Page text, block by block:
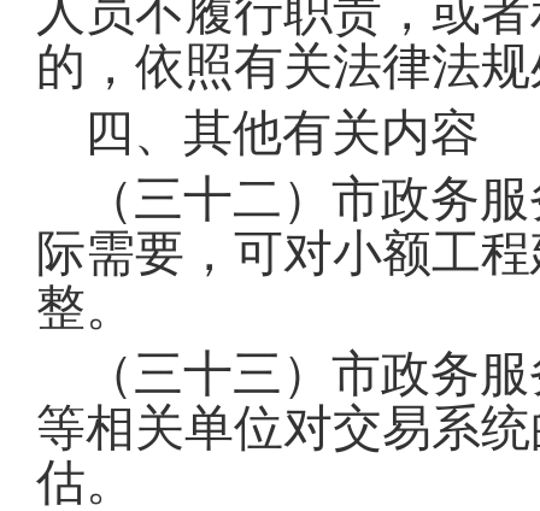
人员不履行职责，或
的，依照有关法律法
四、其他有关内容
（三十二）市政务
际需要，可对小额工
整。
（三十三）市政务
等相关单位对交易系
估。